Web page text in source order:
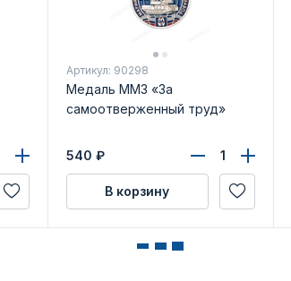
Артикул: 90298
Медаль ММЗ «За
самоотверженный труд»
540 ₽
В корзину